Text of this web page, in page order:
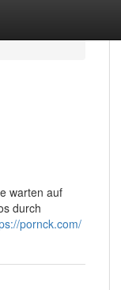
warten auf
durch
pornck.com/